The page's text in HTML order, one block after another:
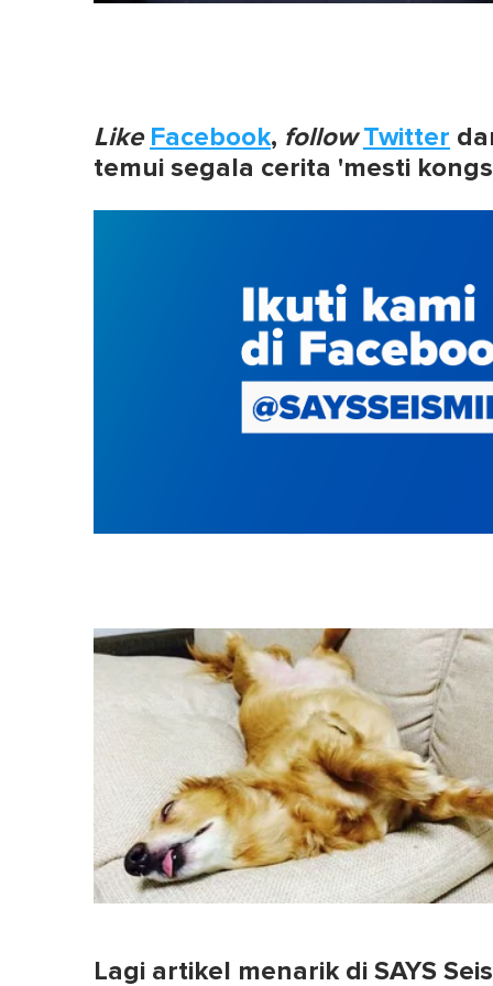
Like Facebook, follow Twitter
temui segala cerita 'mesti
Lagi artikel menarik di SAYS